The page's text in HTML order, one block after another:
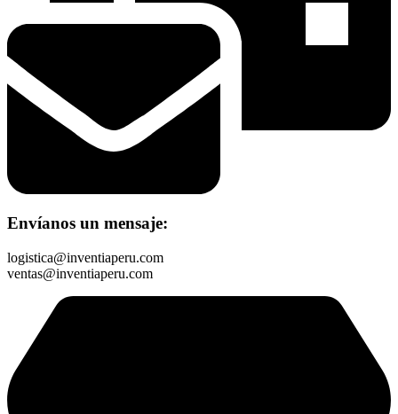
Envíanos un mensaje:
logistica@inventiaperu.com
ventas@inventiaperu.com